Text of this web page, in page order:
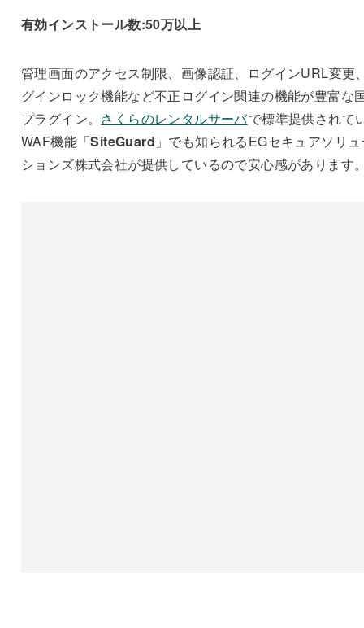
有効インストール数:50万以上
管理画面のアクセス制限、画像認証、ログインURL変更
グインロック機能など不正ログイン関連の機能が豊富な
プラグイン。 さくらのレンタルサーバで標準提供されて
WAF機能「SiteGuard 」でも知られるEGセキュアソリ
ションズ株式会社が提供しているので安心感があります